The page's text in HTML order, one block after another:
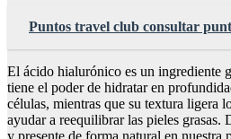
Puntos travel club consultar
El ácido hialurónico es un ingrediente
tiene el poder de hidratar en
células, mientras que su textura ligera
ayudar a reequilibrar las pieles grasas.